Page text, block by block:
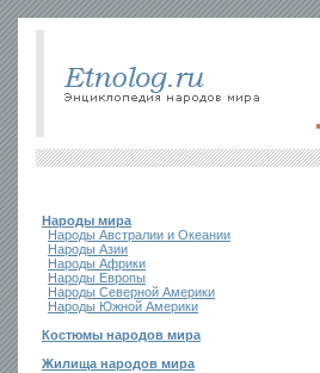
Народы мира
Народы Австралии и Океании
Народы Азии
Народы Африки
Народы Европы
Народы Северной Америки
Народы Южной Америки
Костюмы народов мира
Жилища народов мира